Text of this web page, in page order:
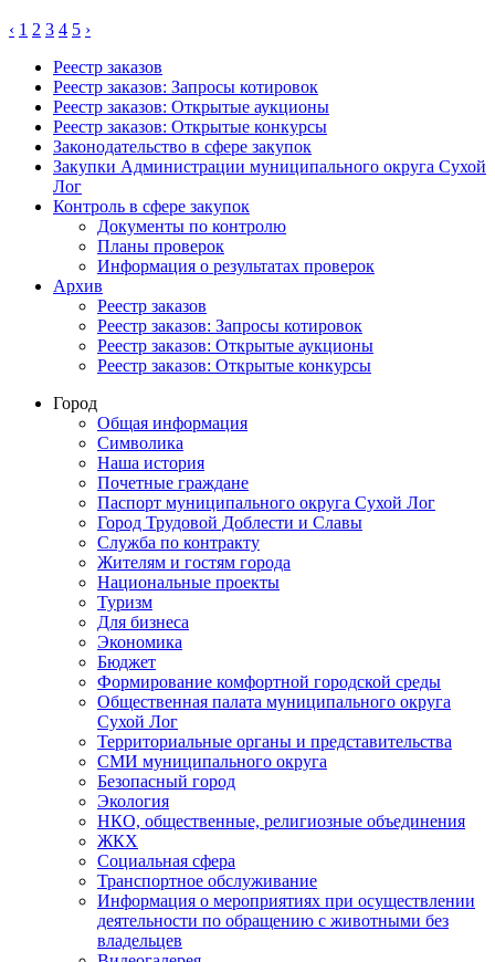
‹ 1 2 3 4 5 ›
Реестр заказов
Реестр заказов: Запросы котировок
Реестр заказов: Открытые аукционы
Реестр заказов: Открытые конкурсы
Законодательство в сфере закупок
Закупки Администрации муниципального округа Сухой
Лог
Контроль в сфере закупок
Документы по контролю
Планы проверок
Информация о результатах проверок
Архив
Реестр заказов
Реестр заказов: Запросы котировок
Реестр заказов: Открытые аукционы
Реестр заказов: Открытые конкурсы
Город
Общая информация
Символика
Наша история
Почетные граждане
Паспорт муниципального округа Сухой Лог
Город Трудовой Доблести и Славы
Служба по контракту
Жителям и гостям города
Национальные проекты
Туризм
Для бизнеса
Экономика
Бюджет
Формирование комфортной городской среды
Общественная палата муниципального округа
Сухой Лог
Территориальные органы и представительства
СМИ муниципального округа
Безопасный город
Экология
НКО, общественные, религиозные объединения
ЖКХ
Социальная сфера
Транспортное обслуживание
Информация о мероприятиях при осуществлении
деятельности по обращению с животными без
владельцев